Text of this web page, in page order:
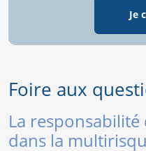
Je
Foire aux
La responsabilité
dans la